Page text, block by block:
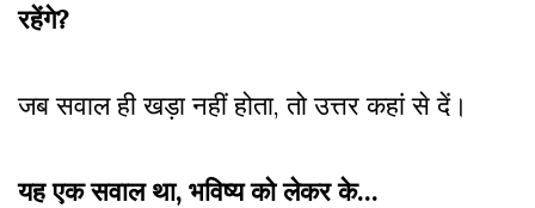
रहेंगे?
जब सवाल ही खड़ा नहीं होता, तो उत्तर कहां से दें।
यह एक सवाल था, भविष्य को लेकर के…